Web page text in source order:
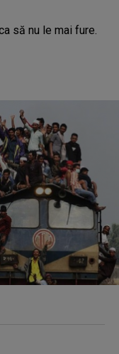
să nu le mai fure.